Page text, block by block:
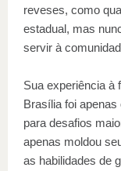
reveses, como
estadual, mas
servir à
Sua experiência à
Brasília foi
para desafios
apenas moldou
as habilidades de